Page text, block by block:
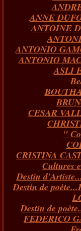
ANNE
ANTOINE
ANTONIO
ANTONIO
ASLI
CESAR
"
CRISTINA
Cultures
Destin
Destin de
Destin de
FEDERICO